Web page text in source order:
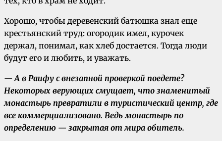
Хорошо, чтобы деревенский батюшка знал еще
крестьянский труд: огородик имел, курочек
держал, понимал, как хлеб достается. Тогда люди
будут его и любить, и уважать.
— А в Раифу с внезапной проверкой поедете?
Некоторых верующих смущает, что знаменитый
монастырь превратили в туристический центр, где
все коммерциализовано. Ведь монастырь по
определению — закрытая от мира обитель.